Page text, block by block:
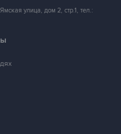
улица, дом 2, стр.1, тел.: